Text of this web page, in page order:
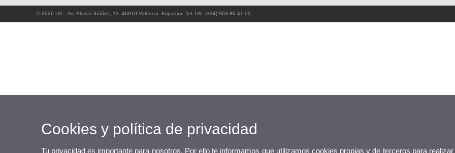
© 2026 UV. - Av. Blasco Ibáñez, 13. 46010 València. Espanya. Tel. UV: (+34) 963 86 41 00
Cookies y política de privacidad
Tu privacidad es importante para nosotros. Por ello te informamos que utilizamos cookies propias y de terceros para realizar